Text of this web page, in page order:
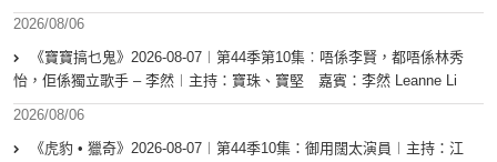
2026/08/06
《寶寶搞乜鬼》2026-08-07︱第44季第10集︰唔係李賢，都唔係林秀
怡，佢係獨立歌手 – 李然︱主持：寶珠、寶堅 嘉賓：李然 Leanne Li
2026/08/06
《虎豹 • 獵奇》2026-08-07︱第44季10集：御用闊太演員︱主持：江